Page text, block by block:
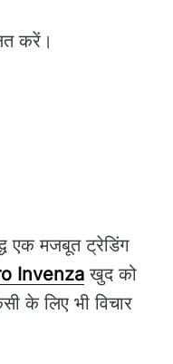
करें।
एक मजबूत ट्रेडिंग
Invenza खुद को
के लिए भी विचार